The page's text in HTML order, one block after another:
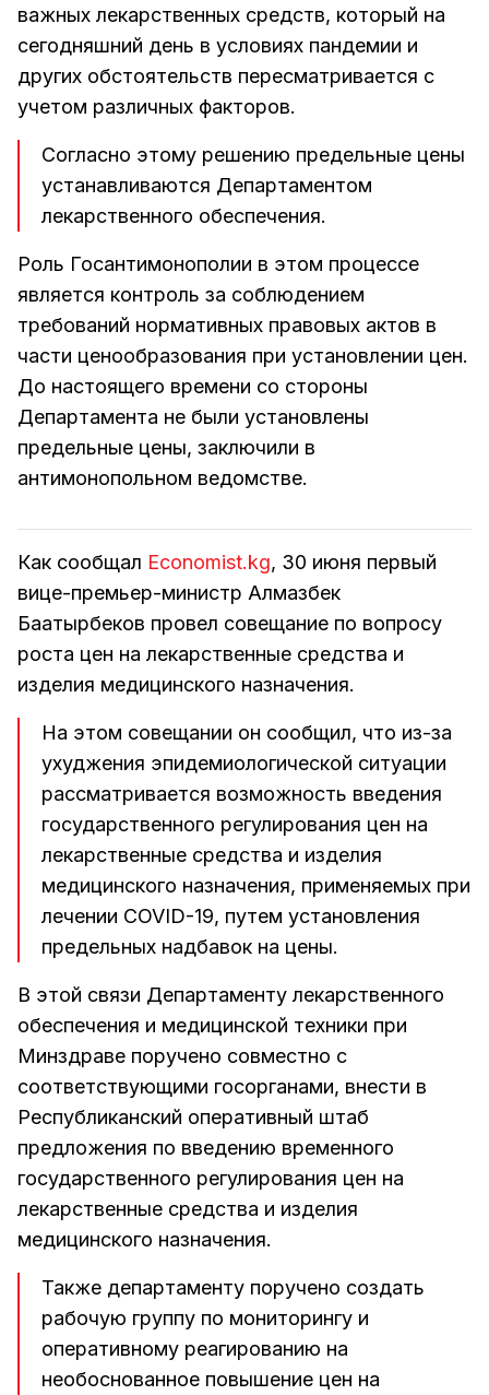
важных лекарственных средств, который на
сегодняшний день в условиях пандемии и
других обстоятельств пересматривается с
учетом различных факторов.
Согласно этому решению предельные цены
устанавливаются Департаментом
лекарственного обеспечения.
Роль Госантимонополии в этом процессе
является контроль за соблюдением
требований нормативных правовых актов в
части ценообразования при установлении цен.
До настоящего времени со стороны
Департамента не были установлены
предельные цены, заключили в
антимонопольном ведомстве.
Как сообщал Economist.kg, 30 июня первый
вице-премьер-министр Алмазбек
Баатырбеков провел совещание по вопросу
роста цен на лекарственные средства и
изделия медицинского назначения.
На этом совещании он сообщил, что из-за
ухуджения эпидемиологической ситуации
рассматривается возможность введения
государственного регулирования цен на
лекарственные средства и изделия
медицинского назначения, применяемых при
лечении COVID-19, путем установления
предельных надбавок на цены.
В этой связи Департаменту лекарственного
обеспечения и медицинской техники при
Минздраве поручено совместно с
соответствующими госорганами, внести в
Республиканский оперативный штаб
предложения по введению временного
государственного регулирования цен на
лекарственные средства и изделия
медицинского назначения.
Также департаменту поручено создать
рабочую группу по мониторингу и
оперативному реагированию на
необоснованное повышение цен на